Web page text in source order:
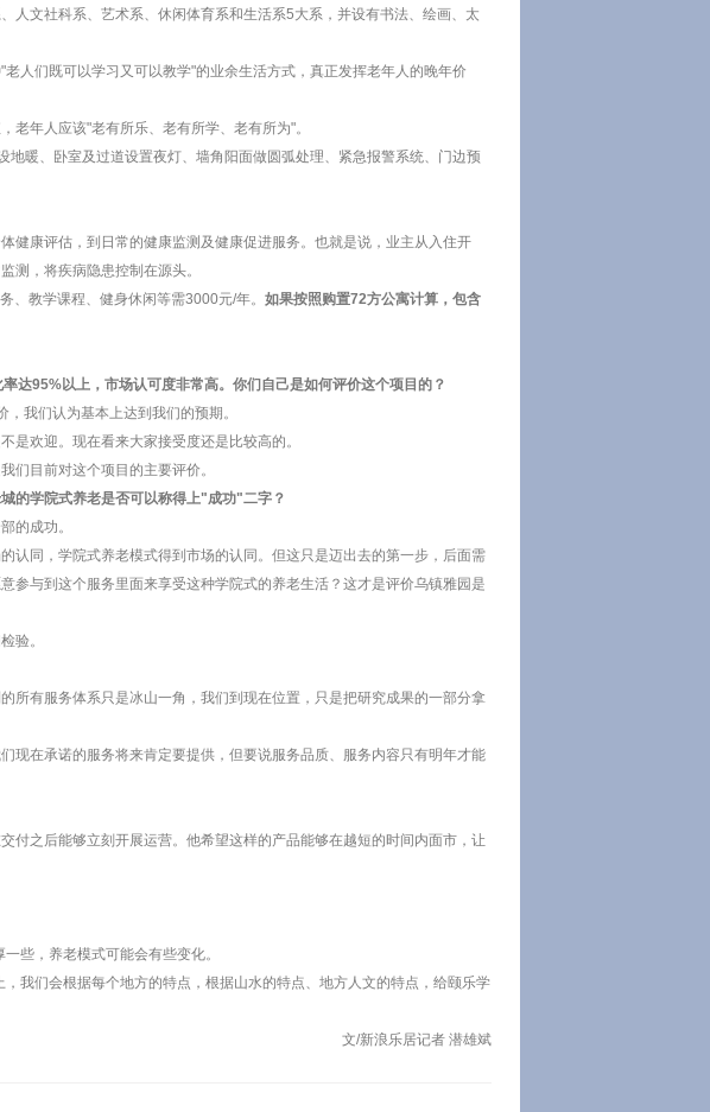
文社科系、艺术系、休闲体育系和生活系5大系，并设有书法、绘画、太
人们既可以学习又可以教学"的业余生活方式，真正发挥老年人的晚年价
年人应该"老有所乐、老有所学、老有所为"。
暖、卧室及过道设置夜灯、墙角阳面做圆弧处理、紧急报警系统、门边预
健康评估，到日常的健康监测及健康促进服务。也就是说，业主从入住开
测，将疾病隐患控制在源头。
、教学课程、健身休闲等需3000元/年。 如果按照购置72方公寓计算，包含
达95%以上，市场认可度非常高。你们自己是如何评价这个项目的？
我们认为基本上达到我们的预期。
是欢迎。现在看来大家接受度还是比较高的。
们目前对这个项目的主要评价。
的学院式养老是否可以称得上"成功"二字？
的成功。
认同，学院式养老模式得到市场的认同。但这只是迈出去的第一步，后面需
参与到这个服务里面来享受这种学院式的养老生活？这才是评价乌镇雅园是
验。
所有服务体系只是冰山一角，我们到现在位置，只是把研究成果的一部分拿
现在承诺的服务将来肯定要提供，但要说服务品质、服务内容只有明年才能
付之后能够立刻开展运营。他希望这样的产品能够在越短的时间内面市，让
些，养老模式可能会有些变化。
我们会根据每个地方的特点，根据山水的特点、地方人文的特点，给颐乐学
文/新浪乐居记者 潜雄斌